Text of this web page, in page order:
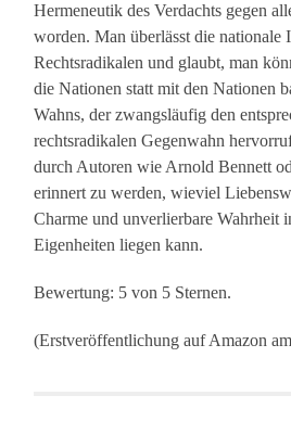
Hermeneutik des Verdachts gegen
worden. Man überlässt die nationale
Rechtsradikalen und glaubt, man
die Nationen statt mit den Nationen
Wahns, der zwangsläufig den
rechtsradikalen Gegenwahn
durch Autoren wie Arnold Bennett
erinnert zu werden, wieviel
Charme und unverlierbare Wahrheit
Eigenheiten liegen kann.
Bewertung: 5 von 5 Sternen.
(Erstveröffentlichung auf Amazon